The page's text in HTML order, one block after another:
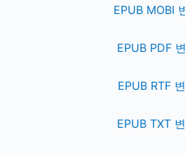
EPUB MOBI
EPUB PDF
EPUB RTF
EPUB TXT